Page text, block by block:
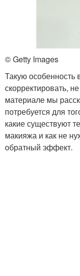
© Getty Images
Такую особенность
скорректировать,
материале мы
потребуется для
какие существуют
макияжа и как не
обратный эффект.